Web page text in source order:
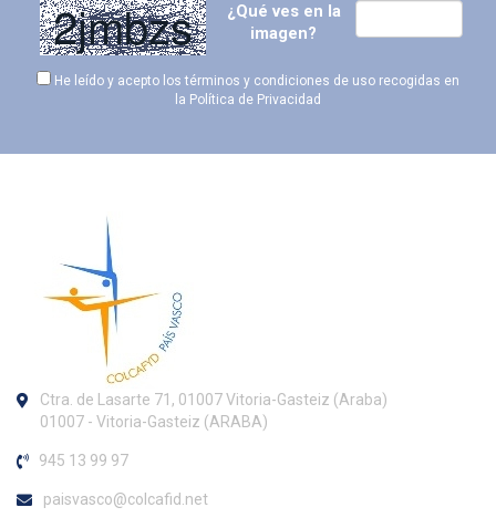
¿Qué ves en la
imagen?
He leído y acepto los términos y condiciones de uso recogidas en
la Política de Privacidad
Ctra. de Lasarte 71, 01007 Vitoria-Gasteiz (Araba)
01007 - Vitoria-Gasteiz (ARABA)
945 13 99 97
paisvasco@colcafid.net